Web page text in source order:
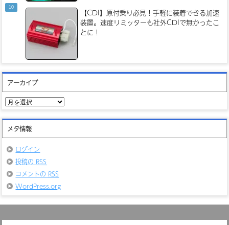
【CDI】原付乗り必見！手軽に装着できる加速
装置。速度リミッターも社外CDIで無かったこ
とに！
アーカイブ
ア
カ
イ
ブ
メタ情報
ログイン
投稿の RSS
コメントの RSS
WordPress.org